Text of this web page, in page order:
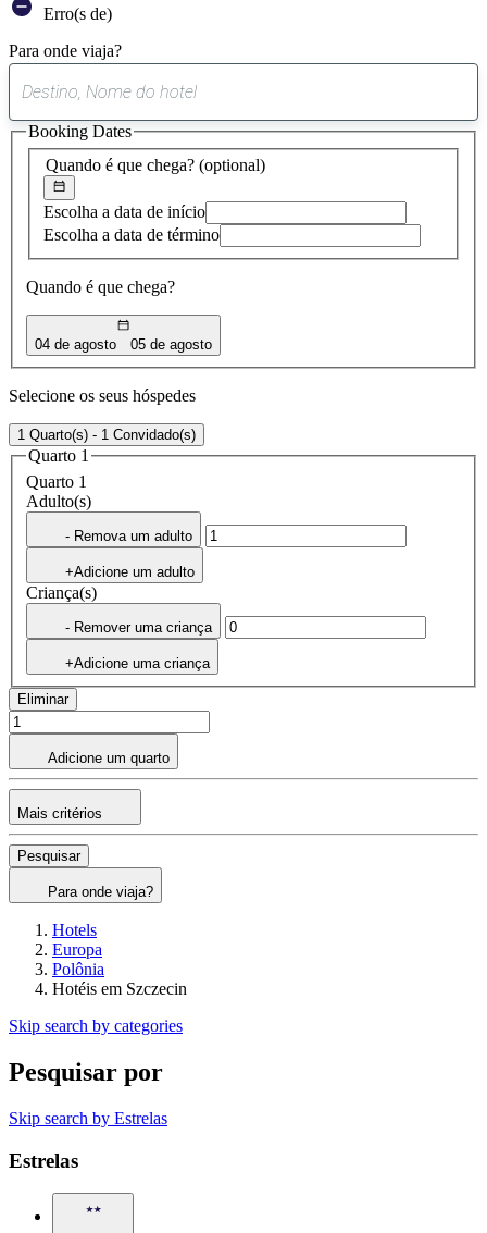
Erro(s de)
Para onde viaja?
sugestão
encontrada
Quando é que chega? (optional)
Escolha a data de início
Escolha a data de término
Quando é que chega?
04 de agosto 05 de agosto
Booking Dates
Selecione os seus hóspedes
1 Quarto(s) - 1 Convidado(s)
Quarto 1
Quarto 1
Adulto(s)
- Remova um adulto
+Adicione um adulto
Criança(s)
- Remover uma criança
+Adicione uma criança
Eliminar
Adicione um quarto
Mais critérios
Pesquisar
Para onde viaja?
Hotels
Europa
Polônia
Hotéis em Szczecin
Skip search by categories
Pesquisar por
Skip search by Estrelas
Estrelas